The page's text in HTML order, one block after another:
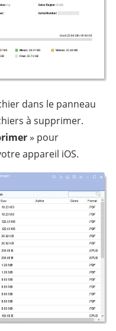
dans le panneau
à supprimer.
» pour
appareil iOS.